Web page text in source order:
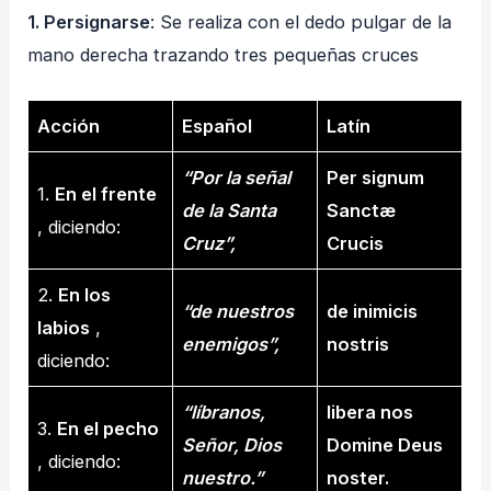
1. Persignarse: Se realiza con el dedo pulgar de la
mano derecha trazando tres pequeñas cruces
Acción Español Latín
1. En el frente
, diciendo:
“Por la señal
de la Santa
Cruz”,
Per signum
Sanctæ
Crucis
2. En los
labios ,
diciendo:
“de nuestros
enemigos”,
de inimicis
nostris
3. En el pecho
, diciendo:
“líbranos,
Señor, Dios
nuestro.”
libera nos
Domine Deus
noster.